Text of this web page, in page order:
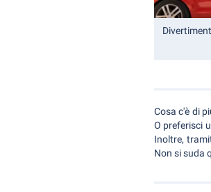
Cosa c'è di
O preferisci
Inoltre,
Non si suda